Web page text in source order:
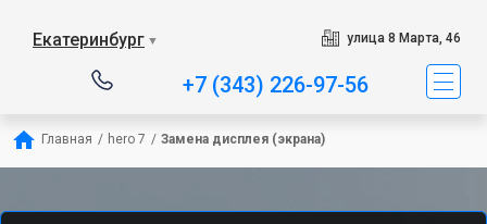
Екатеринбург ▼ улица 8 Марта, 46
+7 (343) 226-97-56
Главная / hero 7 / Замена дисплея (экрана)